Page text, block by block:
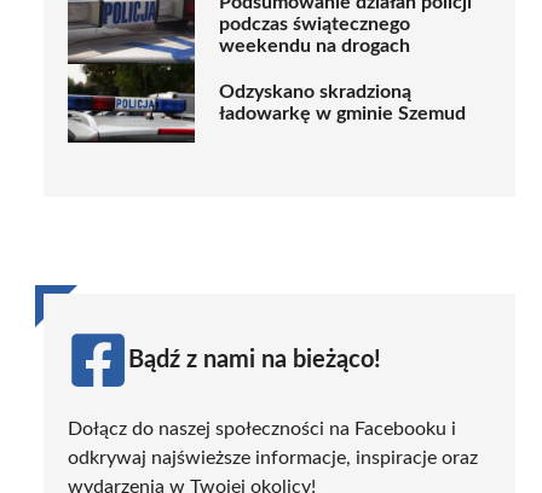
podczas świątecznego
weekendu na drogach
Odzyskano skradzioną
ładowarkę w gminie Szemud
Bądź z nami na bieżąco!
Dołącz do naszej społeczności na Facebooku i
odkrywaj najświeższe informacje, inspiracje oraz
wydarzenia w Twojej okolicy!